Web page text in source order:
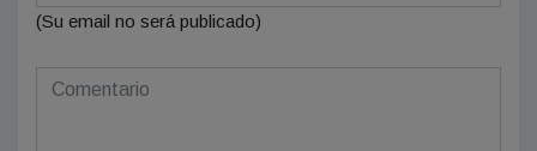
(Su email no será publicado)